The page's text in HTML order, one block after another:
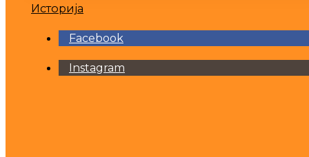
Историја
Facebook
Instagram